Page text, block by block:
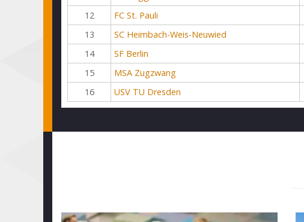
12
FC St. Pauli
13
SC Heimbach-Weis-Neuwied
14
SF Berlin
15
MSA Zugzwang
16
USV TU Dresden